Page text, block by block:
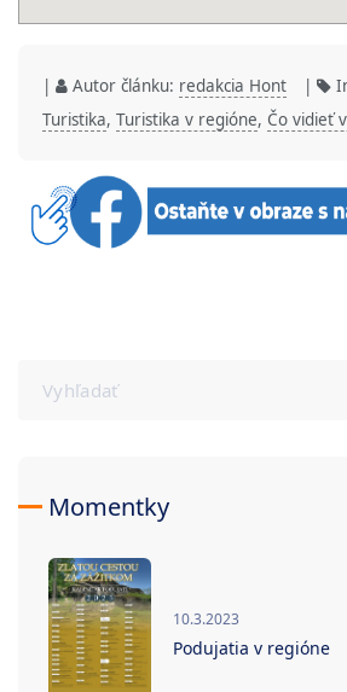
| Autor článku: redakcia Hont |
Turistika, Turistika v regióne, Čo vidieť
Momentky
10.3.2023
Podujatia v regióne